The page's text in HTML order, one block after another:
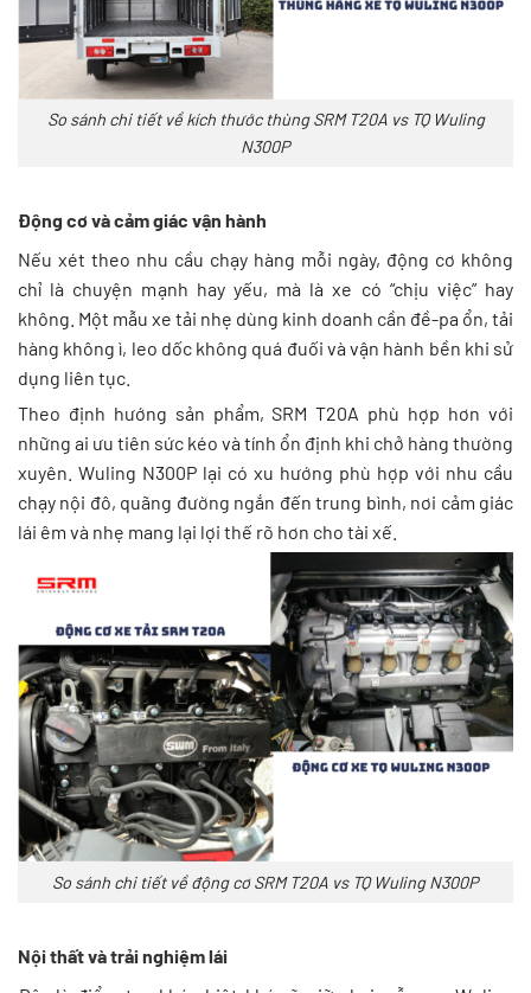
So sánh chi tiết về kích thước thùng SRM T20A vs TQ Wuling
N300P
Động cơ và cảm giác vận hành
Nếu xét theo nhu cầu chạy hàng mỗi ngày, động cơ không
chỉ là chuyện mạnh hay yếu, mà là xe có “chịu việc” hay
không. Một mẫu xe tải nhẹ dùng kinh doanh cần đề-pa ổn, tải
hàng không ì, leo dốc không quá đuối và vận hành bền khi sử
dụng liên tục.
Theo định hướng sản phẩm, SRM T20A phù hợp hơn với
những ai ưu tiên sức kéo và tính ổn định khi chở hàng thường
xuyên. Wuling N300P lại có xu hướng phù hợp với nhu cầu
chạy nội đô, quãng đường ngắn đến trung bình, nơi cảm giác
lái êm và nhẹ mang lại lợi thế rõ hơn cho tài xế.
So sánh chi tiết về động cơ SRM T20A vs TQ Wuling N300P
Nội thất và trải nghiệm lái